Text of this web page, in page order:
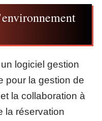
logiciel gestion
pour la gestion de
la collaboration à
la réservation